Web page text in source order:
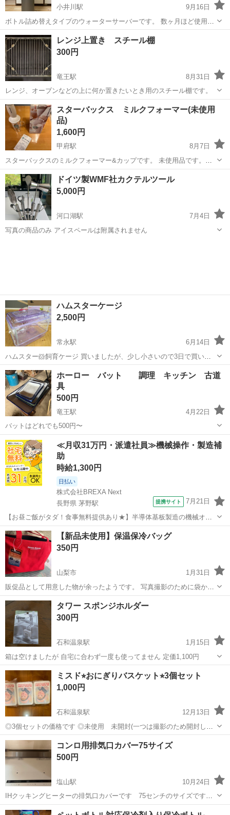
小井川駅
9月16日
ボトル詰め替えタイプのウォーターサーバーです。 数ヶ月ほど使用し
ましたが、壊れたりなどはなく問題なく使用できます。 水抜き済みで
す。 多少の使用感はあるかと思いますが目立った傷などはありませ
ん。
山梨 南アルプス市 小井川駅 家庭用品
ウォーターサーバー
レンジ上置き スチール棚
300円
竜王駅
8月31日
レンジ、オーブンなどの上に何か置きたいとき用のスチール棚です。
山梨 甲斐市 竜王駅 家庭用品 スチール棚
スターバックス ミルクフォーマー(未使用
品)
1,600円
甲府駅
8月7日
スターバックスのミルクフォーマー&カップです。 未使用品です。箱
にはキズやへこみがあります。 よろしくお願いいたします。
山梨 甲府市 甲府駅 家庭用品
ドイツ製WMF社カクテルツール
5,000円
河口湖駅
7月4日
写真の商品のみ アイスペールは附属されません
ハムスターケージ
2,500円
常永駅
6月14日
ハムスター🐹飼育ケージ 買いましたが、少し小さいので3日で買い替
えました！美品ですm(_ _)m 箱付きでお渡しします！
山梨 甲府市 家庭用品 ハムスター
ホーロー バット 調理 キッチン 古道
具
500円
竜王駅
4月22日
バットはどれでも500円〜
山梨 甲斐市 竜王駅 家庭用品 バット
≪月収31万円・派遣社員≫機械操作・製造補
助
時給1,300円
日払い
株式会社BREXA Next
長野県 茅野駅
提携サイト 7月21日
【お昼ご飯がタダ！食事無料提供あり★】半導体基板製造の機械オペ
レーターや検査作業！未経験活躍中★カップル＆友達同士の応募OK！
赴任旅費会社負担★嬉しい無料送迎◎正社員登用制度あり！マイカー
通勤OK！無料駐車場完備！《長野県茅...
長野 茅野市 茅野駅 その他
【新品未使用】保温保冷バッグ
350円
山梨市
1月31日
販促品として用意した物が余ったようです。 写真撮影のために袋から
出しました。 ビビットカラーの便利な保温保冷バッグはいかがです
か。 サイズは写真の3枚目でご確認ください。 1つの値段ですが、同じ
物が3つあります。 ...
山梨 山梨市
タワー スポンジホルダー
300円
石和温泉駅
1月15日
箱は空けましたが 自宅に合わず一度も使ってません 定価1,100円
山梨 笛吹市 石和温泉駅 家庭用品 タワー
ミスド⭐︎おにぎりバスケット⭐︎3個セット
1,000円
石和温泉駅
12月13日
◎3個セットの価格です ◎未使用 未開封(一つは撮影のため開封しま
した) 巾着 ミニタッパー バスケットの3点セット 実家を片付けてい
たら出てきました。 ホコリをかぶっていましたが ビニールに入ってい
たので 中身は見た限...
山梨 笛吹市 石和温泉駅 バスケット
コンロ用排気口カバー75サイズ
500円
塩山駅
10月24日
IHクッキングヒーターの排気口カバーです 75センチのサイズです 5
年ほど使用しました 裏側に若干の汚れがありますがまだまだ使えま
山梨 甲州市 塩山駅 家庭用品 コンロ